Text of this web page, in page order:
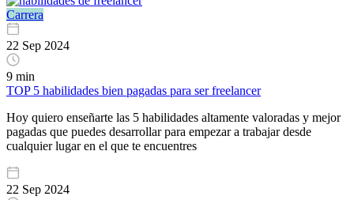
Carrera
22 Sep 2024
9 min
TOP 5 habilidades bien pagadas para ser freelancer
Hoy quiero enseñarte las 5 habilidades altamente valoradas y mejor
pagadas que puedes desarrollar para empezar a trabajar desde
cualquier lugar en el que te encuentres
22 Sep 2024